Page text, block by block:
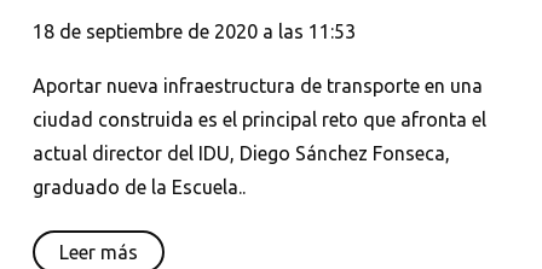
18 de septiembre de 2020 a las 11:53
Aportar nueva infraestructura de transporte en una
ciudad construida es el principal reto que afronta el
actual director del IDU, Diego Sánchez Fonseca,
graduado de la Escuela..
Leer más